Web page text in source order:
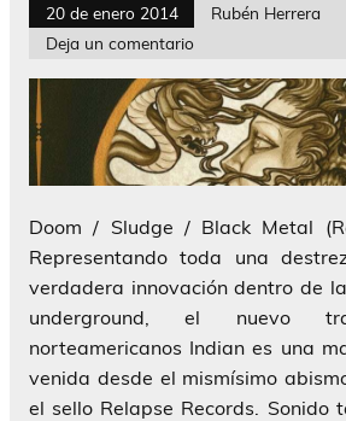
20 de enero 2014
Rubén Herrera
Deja un comentario
Doom / Sludge / Black Metal
Representando toda una
verdadera innovación dentro de
underground, el nuevo
norteamericanos Indian es una
venida desde el mismísimo
el sello Relapse Records. Sonido